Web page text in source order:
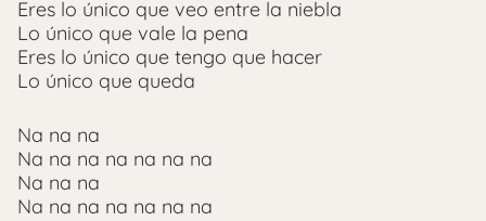
Eres lo único que veo entre la niebla
Lo único que vale la pena
Eres lo único que tengo que hacer
Lo único que queda
Na na na
Na na na na na na na
Na na na
Na na na na na na na